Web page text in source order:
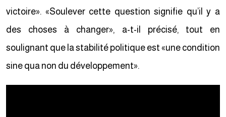
victoire». «Soulever cette question signifie qu’il y a
des choses à changer», a-t-il précisé, tout en
soulignant que la stabilité politique est «une condition
sine qua non du développement».